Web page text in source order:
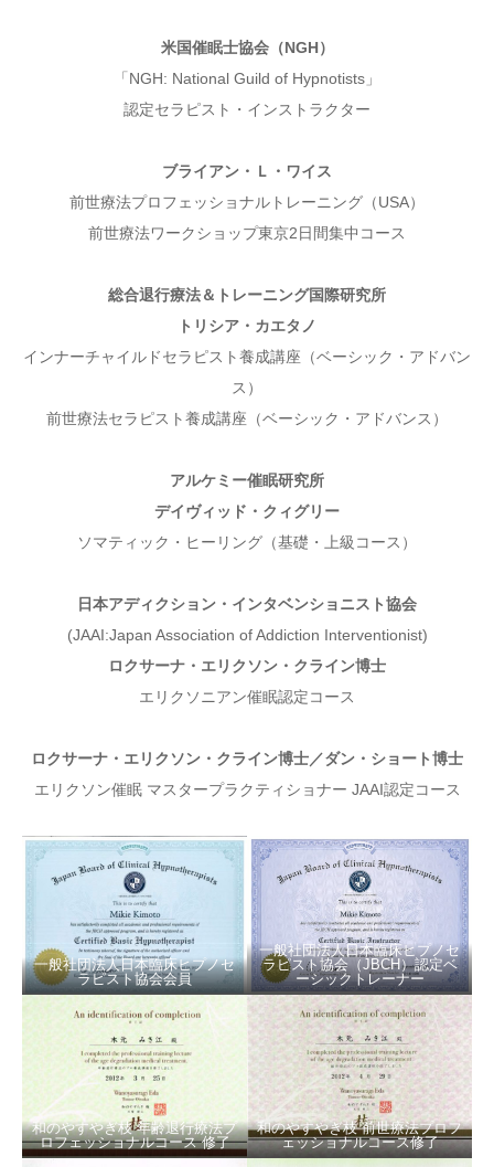
米国催眠士協会（NGH）
「NGH: National Guild of Hypnotists」
認定セラピスト ・インストラクター
ブライアン・Ｌ・ワイス
前世療法プロフェッショナルトレーニング（USA）
前世療法ワークショップ東京2日間集中コース
総合退行療法＆トレーニング国際研究所
トリシア・カエタノ
インナーチャイルドセラピスト養成講座（ベーシック・アドバン
ス）
前世療法セラピスト養成講座（ベーシック・アドバンス）
アルケミー催眠研究所
デイヴィッド・クィグリー
ソマティック・ヒーリング（基礎・上級コース）
日本アディクション・インタベンショニスト協会
(JAAI:Japan Association of Addiction Interventionist)
ロクサーナ・エリクソン・クライン博士
エリクソニアン催眠認定コース
ロクサーナ・エリクソン・クライン博士／ダン・ショート博士
エリクソン催眠 マスタープラクティショナー JAAI認定コース
一般社団法人日本臨床ヒプノセ
ラピスト協会会員
一般社団法人日本臨床ヒプノセ
ラピスト協会（JBCH）認定ベ
ーシックトレーナー
和のやすやぎ枝 年齢退行療法プ
ロフェッショナルコース 修了
和のやすやぎ枝 前世療法プロフ
ェッショナルコース修了